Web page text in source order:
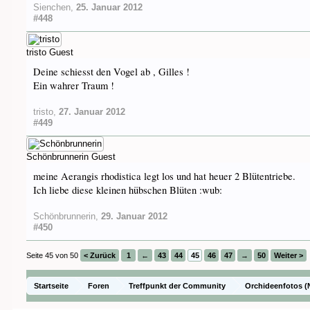
Sienchen, 25. Januar 2012
#448
tristo Guest
Deine schiesst den Vogel ab , Gilles !
Ein wahrer Traum !
tristo, 27. Januar 2012
#449
Schönbrunnerin Guest
meine Aerangis rhodistica legt los und hat heuer 2 Blütentriebe.
Ich liebe diese kleinen hübschen Blüten :wub:
Schönbrunnerin, 29. Januar 2012
#450
Seite 45 von 50 < Zurück 1 ← 43 44 45 46 47 → 50 Weiter >
Startseite Foren Treffpunkt der Community Orchideenfotos